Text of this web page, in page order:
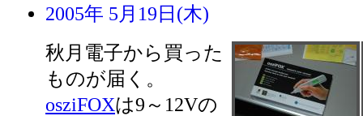
2005年 5月19日(木)
秋月電子から買った
ものが届く。
osziFOXは9～12Vの